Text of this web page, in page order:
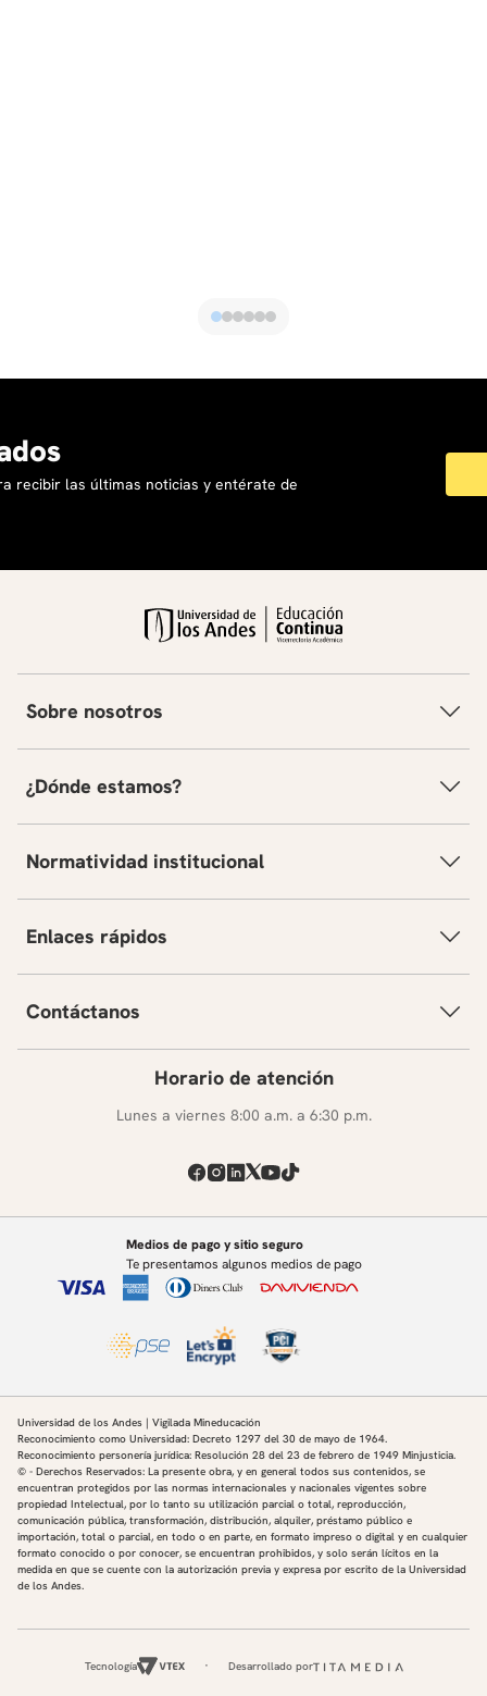
recibir las últimas noticias y entérate de
Sobre nosotros
¿Dónde estamos?
Normatividad institucional
Enlaces rápidos
Contáctanos
Horario de atención
Lunes a viernes 8:00 a.m. a 6:30 p.m.
Medios de pago y sitio seguro
Te presentamos algunos medios de pago
Universidad de los Andes | Vigilada Mineducación
Reconocimiento como Universidad: Decreto 1297 del 30 de mayo de 1964.
Reconocimiento personería jurídica: Resolución 28 del 23 de febrero de 1949 Minjusticia.
© - Derechos Reservados: La presente obra, y en general todos sus contenidos, se
encuentran protegidos por las normas internacionales y nacionales vigentes sobre
propiedad Intelectual, por lo tanto su utilización parcial o total, reproducción,
comunicación pública, transformación, distribución, alquiler, préstamo público e
importación, total o parcial, en todo o en parte, en formato impreso o digital y en cualquier
formato conocido o por conocer, se encuentran prohibidos, y solo serán lícitos en la
medida en que se cuente con la autorización previa y expresa por escrito de la Universidad
de los Andes.
Tecnología Desarrollado por